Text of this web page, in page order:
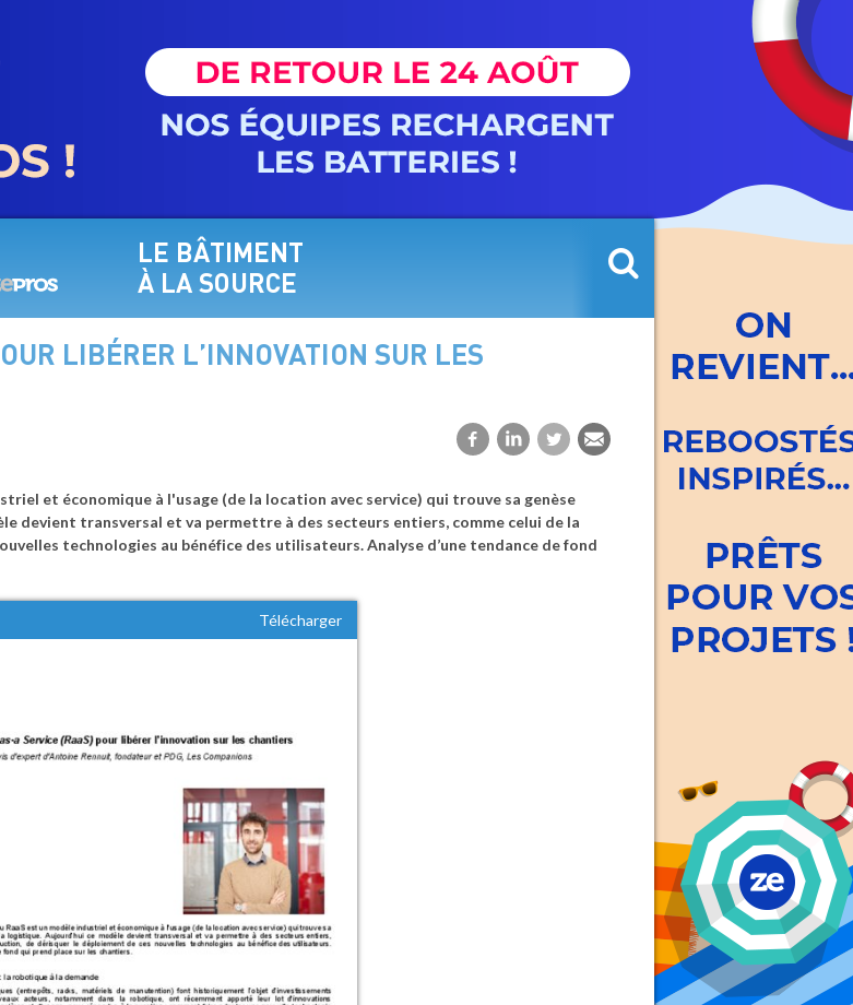
LE BÂTIMENT
À LA SOURCE
LIBÉRER L’INNOVATION SUR LES
et économique à l'usage (de la location avec service) qui trouve sa genèse
devient transversal et va permettre à des secteurs entiers, comme celui de la
technologies au bénéfice des utilisateurs. Analyse d’une tendance de fond
Télécharger